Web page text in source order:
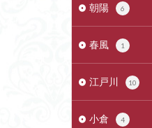
朝陽 6
春風 1
江戸川 10
小倉 4